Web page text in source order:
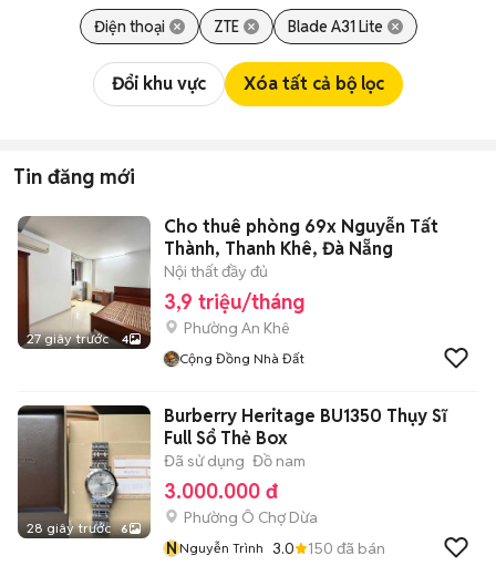
Điện thoại ZTE Blade A31 Lite
Đổi khu vực Xóa tất cả bộ lọc
Tin đăng mới
27 giây trước 4
Cho thuê phòng 69x Nguyễn Tất
Thành, Thanh Khê, Đà Nẵng
Nội thất đầy đủ
3,9 triệu/tháng
Phường An Khê
Cộng Đồng Nhà Đất
28 giây trước 6
Burberry Heritage BU1350 Thụy Sĩ
Full Sổ Thẻ Box
Đã sử dụng Đồ nam
3.000.000 đ
Phường Ô Chợ Dừa
NNguyễn Trình 3.0 150 đã bán